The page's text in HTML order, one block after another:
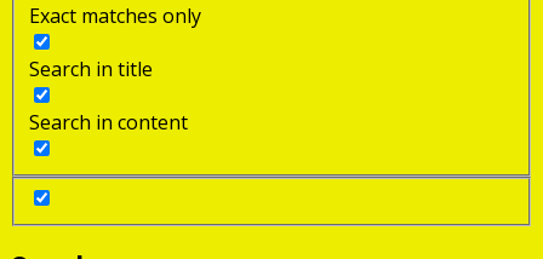
Exact matches only
Search in title
Search in content